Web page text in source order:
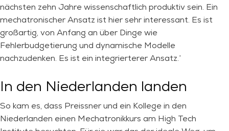
nächsten zehn Jahre wissenschaftlich produktiv sein. Ein
mechatronischer Ansatz ist hier sehr interessant. Es ist
großartig, von Anfang an über Dinge wie
Fehlerbudgetierung und dynamische Modelle
nachzudenken. Es ist ein integrierterer Ansatz.’
In den Niederlanden landen
So kam es, dass Preissner und ein Kollege in den
Niederlanden einen Mechatronikkurs am High Tech